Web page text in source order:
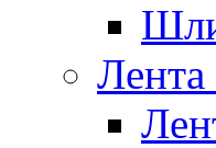
Лента